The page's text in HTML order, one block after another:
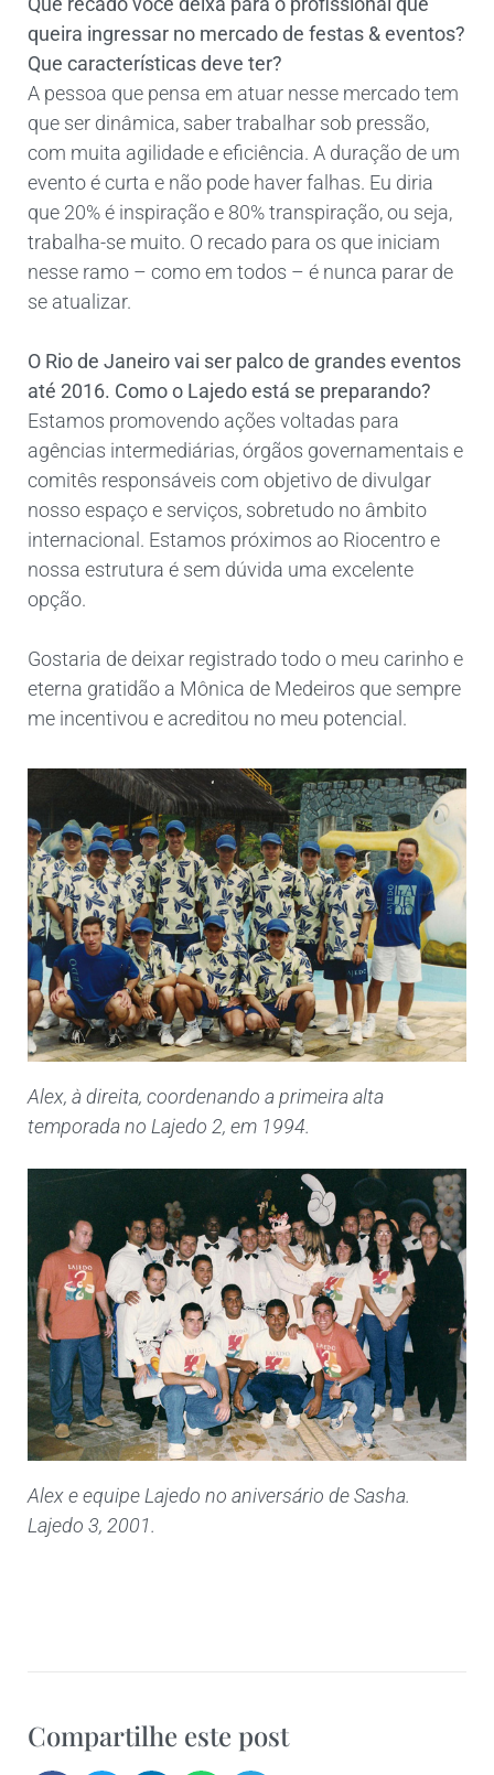
queira ingressar no mercado de festas & eventos?
Que características deve ter?
A pessoa que pensa em atuar nesse mercado tem
que ser dinâmica, saber trabalhar sob pressão,
com muita agilidade e eficiência. A duração de um
evento é curta e não pode haver falhas. Eu diria
que 20% é inspiração e 80% transpiração, ou seja,
trabalha-se muito. O recado para os que iniciam
nesse ramo – como em todos – é nunca parar de
se atualizar.
O Rio de Janeiro vai ser palco de grandes eventos
até 2016. Como o Lajedo está se preparando?
Estamos promovendo ações voltadas para
agências intermediárias, órgãos governamentais e
comitês responsáveis com objetivo de divulgar
nosso espaço e serviços, sobretudo no âmbito
internacional. Estamos próximos ao Riocentro e
nossa estrutura é sem dúvida uma excelente
opção.
Gostaria de deixar registrado todo o meu carinho e
eterna gratidão a Mônica de Medeiros que sempre
me incentivou e acreditou no meu potencial.
Alex, à direita, coordenando a primeira alta
temporada no Lajedo 2, em 1994.
Alex e equipe Lajedo no aniversário de Sasha.
Lajedo 3, 2001.
Compartilhe este post